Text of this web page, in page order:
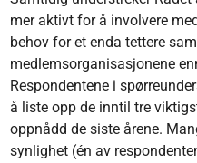
mer aktivt for å involvere
behov for et enda tettere
medlemsorganisasjonene
Respondentene i
å liste opp de inntil tre
oppnådd de siste årene.
synlighet (én av